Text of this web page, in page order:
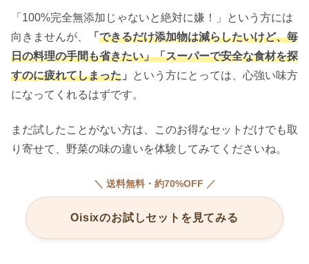
「100%完全無添加じゃないと絶対に嫌！」という方には
向きませんが、
「 できるだけ添加物は減らしたいけど、毎
日の料理の手間も省きたい」「スーパーで安全な食材を探
すのに疲れてしまった 」
という方にとっては、心強い味方
になってくれるはずです。
まだ試したことがない方は、このお得なセットだけでも取
り寄せて、野菜の味の違いを体験してみてくださいね。
＼ 送料無料・約70%OFF ／
Oisixのお試しセットを見てみる